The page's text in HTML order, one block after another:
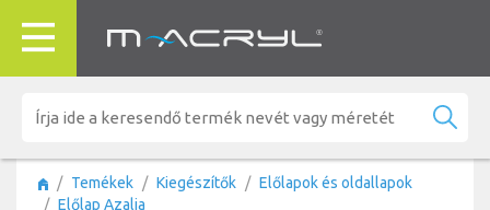
Temékek Kiegészítők
Előlapok és oldallapok
Előlap Azalia